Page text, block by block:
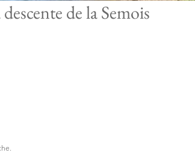
de la Semois